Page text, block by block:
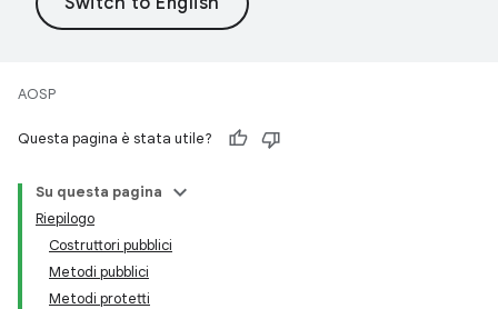
AOSP
Questa pagina è stata utile?
Su questa pagina
Riepilogo
Costruttori pubblici
Metodi pubblici
Metodi protetti